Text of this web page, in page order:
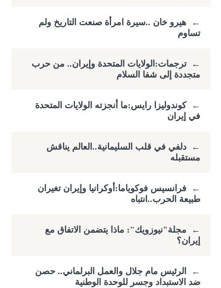
←
هيرو خان ..سيرة امرأة صنعت التاريخ ولم
تساوم
← ترجمات:الولايات المتحدة وإيران.. من حرب
متجددة إلى شفا السلام
← كوندوليزا رايس:ما أنجزته الولايات المتحدة
في إيران
←
دلفي في قلب السليمانية..العالم يناقش
مستقبله
←
فرانسيس فوكوياما:أوكرانيا وإيران تغيران
طبيعة الحرب..انتباه
←
مجلة"نيوزويك": ماذا يتضمن الاتفاق مع
إيران؟
←
الرئيس مام جلال والعمل البرلماني.. حصن
ضد الاستبداد وجسر للوحدة الوطنية